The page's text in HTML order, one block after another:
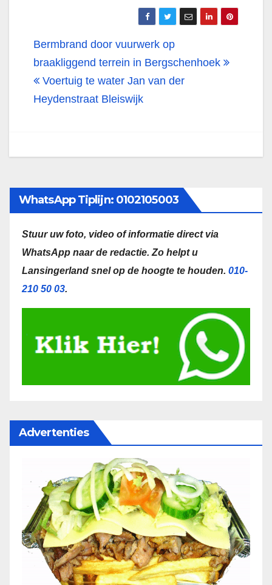
Bericht
navigatie
Bermbrand door vuurwerk op
braakliggend terrein in Bergschenhoek
Voertuig te water Jan van der
Heydenstraat Bleiswijk
WhatsApp Tiplijn: 0102105003
Stuur uw foto, video of informatie direct via
WhatsApp naar de redactie.Zo helpt u
Lansingerland snel op de hoogte te houden. 010-
210 50 03.
Advertenties